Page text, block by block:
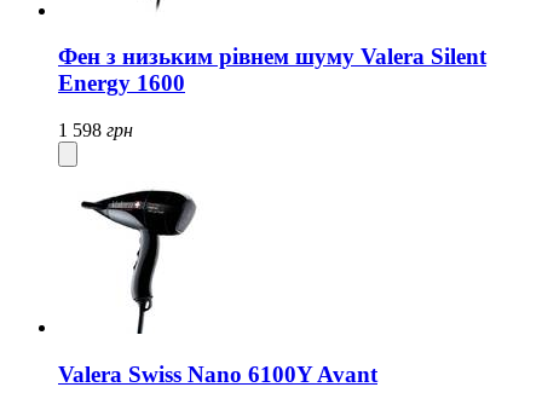
Фен з низьким рівнем шуму Valera Silent
Energy 1600
1 598 грн
Valera Swiss Nano 6100Y Avant